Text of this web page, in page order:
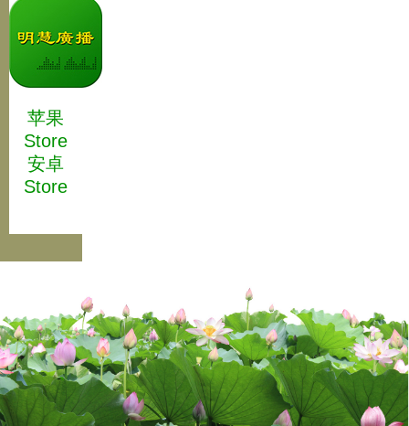
苹果
Store
安卓
Store